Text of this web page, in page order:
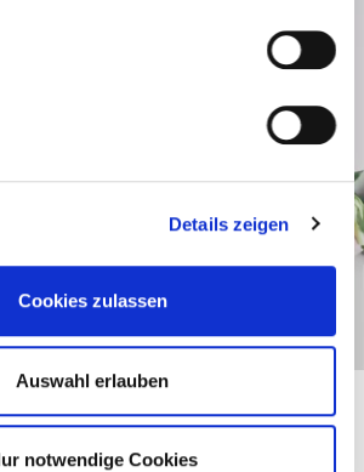
Details zeigen
Cookies zulassen
Auswahl erlauben
notwendige Cookies